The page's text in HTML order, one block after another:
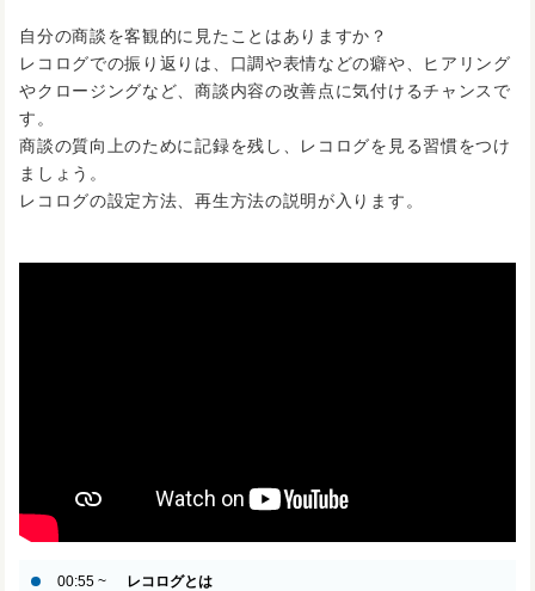
自分の商談を客観的に見たことはありますか？
レコログでの振り返りは、口調や表情などの癖や、ヒアリング
やクロージングなど、商談内容の改善点に気付けるチャンスで
す。
商談の質向上のために記録を残し、レコログを見る習慣をつけ
ましょう。
レコログの設定方法、再生方法の説明が入ります。
00:55 ~
レコログとは